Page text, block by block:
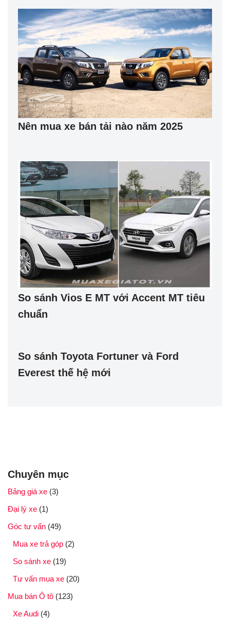
Nên mua xe bán tải nào năm 2025
So sánh Vios E MT với Accent MT tiêu
chuẩn
So sánh Toyota Fortuner và Ford
Everest thế hệ mới
Chuyên mục
Bảng giá xe (3)
Đại lý xe (1)
Góc tư vấn (49)
Mua xe trả góp (2)
So sánh xe (19)
Tư vấn mua xe (20)
Mua bán Ô tô (123)
Xe Audi (4)